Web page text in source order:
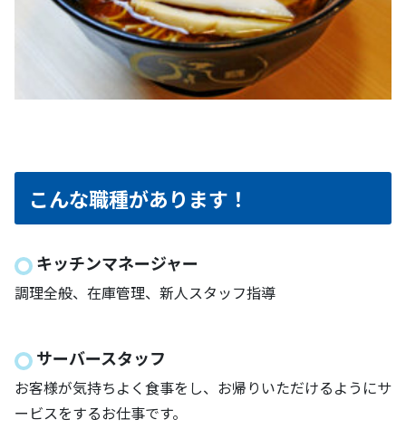
こんな職種があります！
キッチンマネージャー
調理全般、在庫管理、新人スタッフ指導
サーバースタッフ
お客様が気持ちよく食事をし、お帰りいただけるようにサ
ービスをするお仕事です。